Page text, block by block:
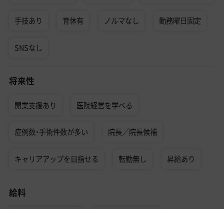
手技あり 育休有 ノルマなし 勤務曜日固定
SNSなし
将来性
開業支援あり 医院経営を学べる
症例数・手術件数が多い 院長／院長候補
キャリアアップを目指せる 転勤無し 昇給あり
給料